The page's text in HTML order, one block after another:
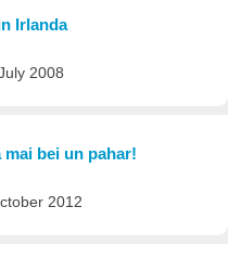
Irlanda
2008
bei un pahar!
2012